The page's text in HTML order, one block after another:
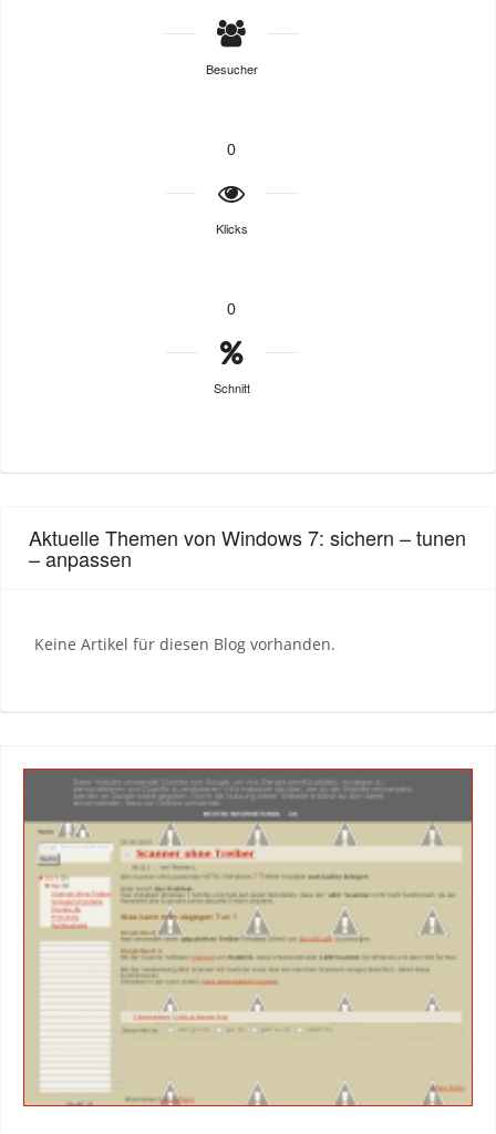
Besucher
0
Klicks
0
Schnitt
Aktuelle Themen von Windows 7: sichern – tunen
– anpassen
Keine Artikel für diesen Blog vorhanden.